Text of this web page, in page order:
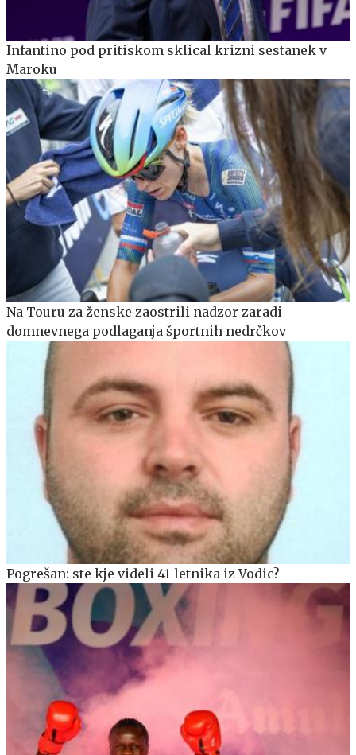
Infantino pod pritiskom sklical krizni sestanek v
Maroku
Na Touru za ženske zaostrili nadzor zaradi
domnevnega podlaganja športnih nedrčkov
Pogrešan: ste kje videli 41-letnika iz Vodic?